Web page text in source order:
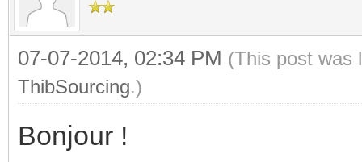
07-07-2014, 02:34 PM (This post was
ThibSourcing.)
Bonjour !